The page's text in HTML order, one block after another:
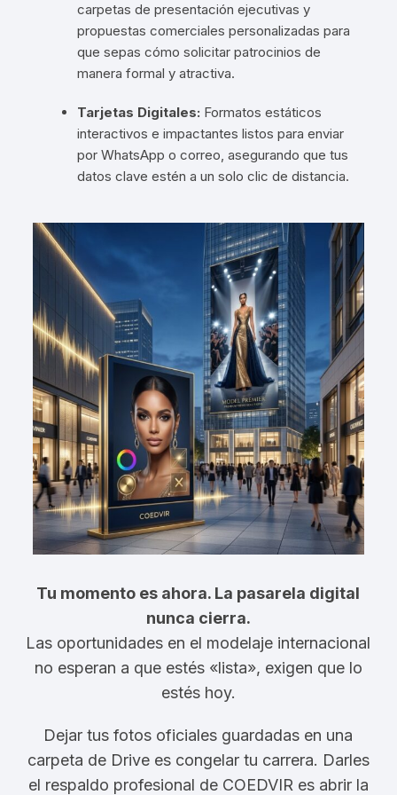
carpetas de presentación ejecutivas y
propuestas comerciales personalizadas para
que sepas cómo solicitar patrocinios de
manera formal y atractiva.
Tarjetas Digitales: Formatos estáticos
interactivos e impactantes listos para enviar
por WhatsApp o correo, asegurando que tus
datos clave estén a un solo clic de distancia.
Tu momento es ahora. La pasarela digital
nunca cierra.
Las oportunidades en el modelaje internacional
no esperan a que estés «lista», exigen que lo
estés hoy.
Dejar tus fotos oficiales guardadas en una
carpeta de Drive es congelar tu carrera. Darles
el respaldo profesional de COEDVIR es abrir la